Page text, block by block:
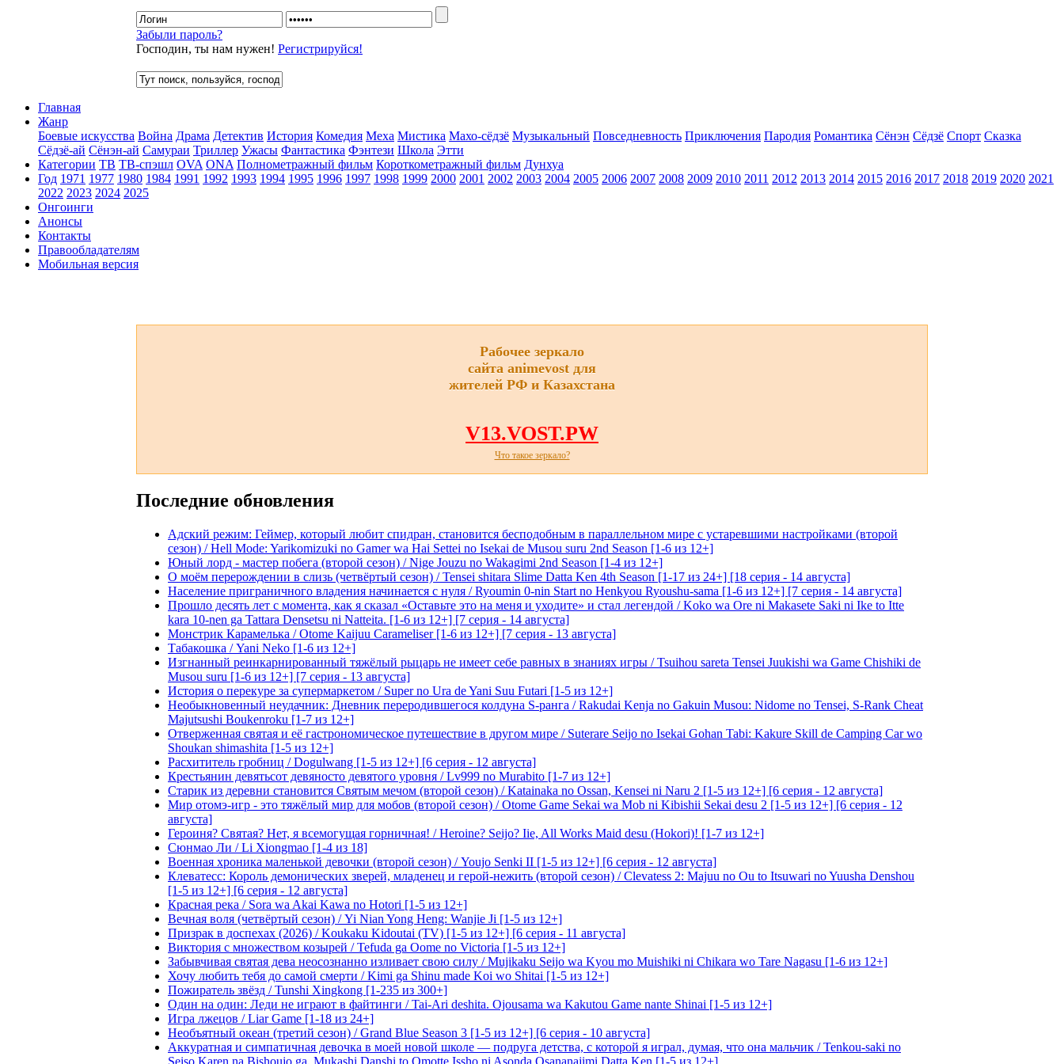
Забыли пароль?
Господин, ты нам нужен! Регистрируйся!
Главная
Жанр
Боевые искусства Война Драма Детектив История Комедия Меха Мистика Махо-сёдзё Музыкальный Повседневность Приключения Пародия Романтика Сёнэн Сёдзё Спорт Сказка
Сёдзё-ай Сёнэн-ай Самураи Триллер Ужасы Фантастика Фэнтези Школа Этти
Категории ТВ ТВ-спэшл OVA ONA Полнометражный фильм Короткометражный фильм Дунхуа
Год 1971 1977 1980 1984 1991 1992 1993 1994 1995 1996 1997 1998 1999 2000 2001 2002 2003 2004 2005 2006 2007 2008 2009 2010 2011 2012 2013 2014 2015 2016 2017 2018 2019 2020 2021
2022 2023 2024 2025
Онгоинги
Анонсы
Контакты
Правообладателям
Мобильная версия
Рабочее зеркало
сайта animevost для
жителей РФ и Казахстана
V13.VOST.PW
Что такое зеркало?
Последние обновления
Адский режим: Геймер, который любит спидран, становится бесподобным в параллельном мире с устаревшими настройками (второй
сезон) / Hell Mode: Yarikomizuki no Gamer wa Hai Settei no Isekai de Musou suru 2nd Season [1-6 из 12+]
Юный лорд - мастер побега (второй сезон) / Nige Jouzu no Wakagimi 2nd Season [1-4 из 12+]
О моём перерождении в слизь (четвёртый сезон) / Tensei shitara Slime Datta Ken 4th Season [1-17 из 24+] [18 серия - 14 августа]
Население приграничного владения начинается с нуля / Ryoumin 0-nin Start no Henkyou Ryoushu-sama [1-6 из 12+] [7 серия - 14 августа]
Прошло десять лет с момента, как я сказал «Оставьте это на меня и уходите» и стал легендой / Koko wa Ore ni Makasete Saki ni Ike to Itte
kara 10-nen ga Tattara Densetsu ni Natteita. [1-6 из 12+] [7 серия - 14 августа]
Монстрик Карамелька / Otome Kaijuu Carameliser [1-6 из 12+] [7 серия - 13 августа]
Табакошка / Yani Neko [1-6 из 12+]
Изгнанный реинкарнированный тяжёлый рыцарь не имеет себе равных в знаниях игры / Tsuihou sareta Tensei Juukishi wa Game Chishiki de
Musou suru [1-6 из 12+] [7 серия - 13 августа]
История о перекуре за супермаркетом / Super no Ura de Yani Suu Futari [1-5 из 12+]
Необыкновенный неудачник: Дневник переродившегося колдуна S-ранга / Rakudai Kenja no Gakuin Musou: Nidome no Tensei, S-Rank Cheat
Majutsushi Boukenroku [1-7 из 12+]
Отверженная святая и её гастрономическое путешествие в другом мире / Suterare Seijo no Isekai Gohan Tabi: Kakure Skill de Camping Car wo
Shoukan shimashita [1-5 из 12+]
Расхититель гробниц / Dogulwang [1-5 из 12+] [6 серия - 12 августа]
Крестьянин девятьсот девяносто девятого уровня / Lv999 no Murabito [1-7 из 12+]
Старик из деревни становится Святым мечом (второй сезон) / Katainaka no Ossan, Kensei ni Naru 2 [1-5 из 12+] [6 серия - 12 августа]
Мир отомэ-игр - это тяжёлый мир для мобов (второй сезон) / Otome Game Sekai wa Mob ni Kibishii Sekai desu 2 [1-5 из 12+] [6 серия - 12
августа]
Героиня? Святая? Нет, я всемогущая горничная! / Heroine? Seijo? Iie, All Works Maid desu (Hokori)! [1-7 из 12+]
Сюнмао Ли / Li Xiongmao [1-4 из 18]
Военная хроника маленькой девочки (второй сезон) / Youjo Senki II [1-5 из 12+] [6 серия - 12 августа]
Клеватесс: Король демонических зверей, младенец и герой-нежить (второй сезон) / Clevatess 2: Majuu no Ou to Itsuwari no Yuusha Denshou
[1-5 из 12+] [6 серия - 12 августа]
Красная река / Sora wa Akai Kawa no Hotori [1-5 из 12+]
Вечная воля (четвёртый сезон) / Yi Nian Yong Heng: Wanjie Ji [1-5 из 12+]
Призрак в доспехах (2026) / Koukaku Kidoutai (TV) [1-5 из 12+] [6 серия - 11 августа]
Виктория с множеством козырей / Tefuda ga Oome no Victoria [1-5 из 12+]
Забывчивая святая дева неосознанно изливает свою силу / Mujikaku Seijo wa Kyou mo Muishiki ni Chikara wo Tare Nagasu [1-6 из 12+]
Хочу любить тебя до самой смерти / Kimi ga Shinu made Koi wo Shitai [1-5 из 12+]
Пожиратель звёзд / Tunshi Xingkong [1-235 из 300+]
Один на один: Леди не играют в файтинги / Tai-Ari deshita. Ojousama wa Kakutou Game nante Shinai [1-5 из 12+]
Игра лжецов / Liar Game [1-18 из 24+]
Необъятный океан (третий сезон) / Grand Blue Season 3 [1-5 из 12+] [6 серия - 10 августа]
Аккуратная и симпатичная девочка в моей новой школе — подруга детства, с которой я играл, думая, что она мальчик / Tenkou-saki no
Seiso Karen na Bishoujo ga, Mukashi Danshi to Omotte Issho ni Asonda Osananajimi Datta Ken [1-5 из 12+]